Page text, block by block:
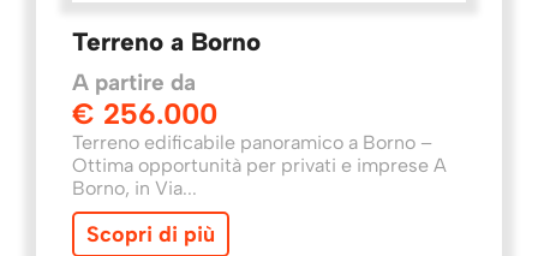
Terreno a Borno
A partire da
€ 256.000
Terreno edificabile panoramico a Borno –
Ottima opportunità per privati e imprese A
Borno, in Via...
Scopri di più